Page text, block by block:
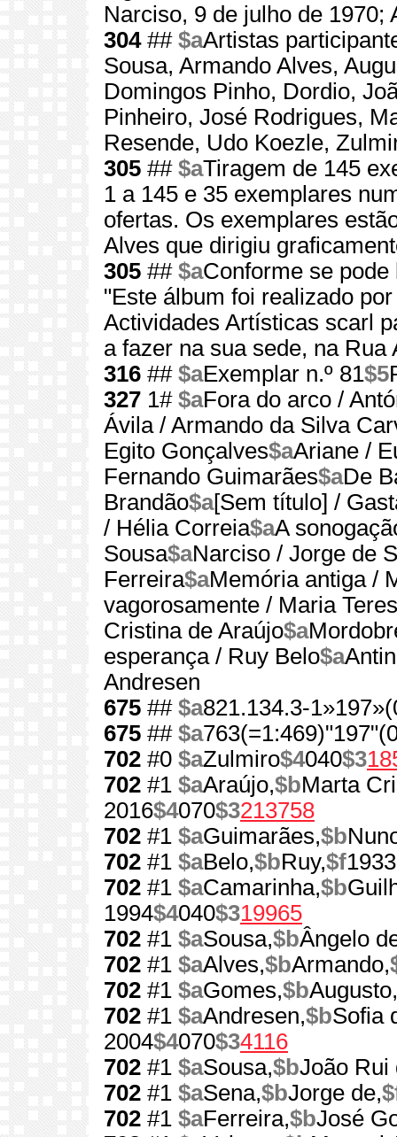
Narciso, 9 de julho de 1970;
304## $aArtistas
Sousa, Armando Alves,
Domingos Pinho, Dordio,
Pinheiro, José Rodrigues,
Resende, Udo Koezle,
305 ## $aTiragem de 145
1 a 145 e 35 exemplares
ofertas. Os exemplares
Alves que dirigiu
305 ## $aConforme se
"Este álbum foi realizado
Actividades Artísticas scarl
a fazer na sua sede, na
316 ## $aExemplar n.º 81$5
327 1# $aFora do arco /
Ávila / Armando da Silva
Egito Gonçalves$aAriane /
Fernando Guimarães$aDe
Brandão$a[Sem título] /
/ Hélia Correia$aA
Sousa$aNarciso / Jorge de
Ferreira$aMemória antiga /
vagorosamente / Maria
Cristina de Araújo$a
esperança / Ruy Belo$a
Andresen
675 ## $a821.134.3-
675 ## $a
702 #0 $aZulmiro$4040$3
702 #1 $aAraújo,$bMarta
2016$4070$3213758
702 #1 $aGuimarães,$b
702 #1 $aBelo,$bRuy,$f
702 #1 $aCamarinha,$b
1994$4040$319965
702 #1 $aSousa,$bÂngelo
702 #1 $aAlves,$bArmando,
702 #1 $aGomes,$bAugusto,
702 #1 $aAndresen,$bSofia
2004$4070$34116
702 #1 $aSousa,$bJoão Rui
702 #1 $aSena,$bJorge de,
702 #1 $aFerreira,$bJosé